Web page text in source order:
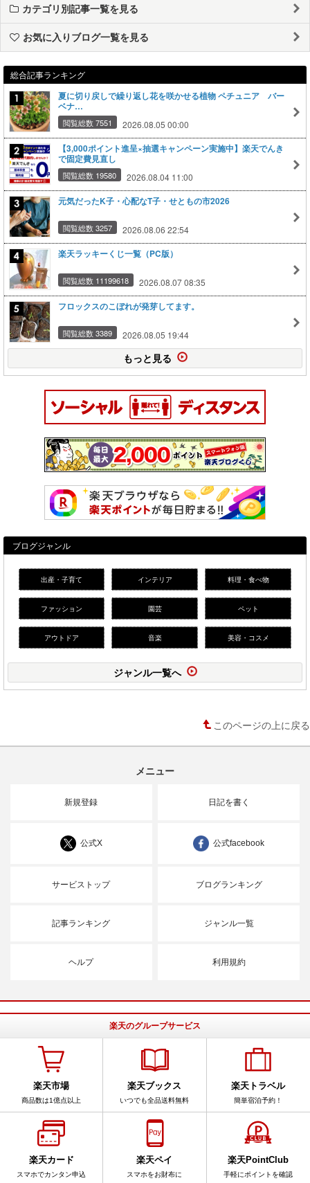
カテゴリ別記事一覧を見る
お気に入りブログ一覧を見る
総合記事ランキング
夏に切り戻しで繰り返し花を咲かせる植物 ペチュニア バー
ベナ…
閲覧総数 7551 2026.08.05 00:00
【3,000ポイント進呈×抽選キャンペーン実施中】楽天でんき
で固定費見直し
閲覧総数 19580 2026.08.04 11:00
元気だったK子・心配なT子・せともの市2026
閲覧総数 3257 2026.08.06 22:54
楽天ラッキーくじ一覧（PC版）
閲覧総数 11199618 2026.08.07 08:35
フロックスのこぼれが発芽してます。
閲覧総数 3389 2026.08.05 19:44
もっと見る
ブログジャンル
出産・子育て インテリア 料理・食べ物
ファッション 園芸 ペット
アウトドア 音楽 美容・コスメ
ジャンル一覧へ
このページの上に戻る
メニュー
新規登録 日記を書く
公式X 公式facebook
サービストップ ブログランキング
記事ランキング ジャンル一覧
ヘルプ 利用規約
楽天のグループサービス
楽天市場
商品数は1億点以上
楽天ブックス
いつでも全品送料無料
楽天トラベル
簡単宿泊予約！
楽天カード
スマホでカンタン申込
楽天ペイ
スマホをお財布に
楽天PointClub
手軽にポイントを確認